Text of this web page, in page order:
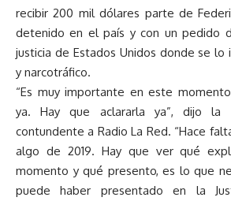
recibir 200 mil dólares parte de
detenido en el país y con un pedido
justicia de Estados Unidos donde se lo
y narcotráfico.
“Es muy importante en este
ya. Hay que aclararla ya”, dijo la
contundente a Radio La Red. “Hace
algo de 2019. Hay que ver qué
momento y qué presento, es lo que
puede haber presentado en la